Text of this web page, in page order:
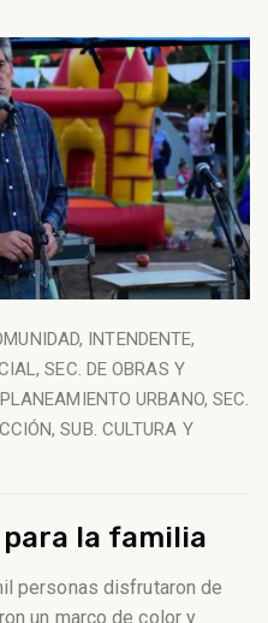
, INTENDENTE,
,SEC. DE OBRAS Y
URBANO, SEC.
,SUB. CULTURA Y
la familia
personas disfrutaron de
un marco de color y